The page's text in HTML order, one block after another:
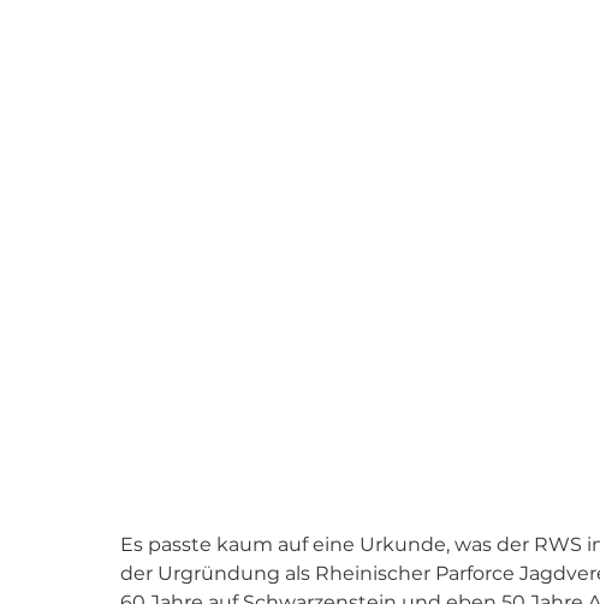
Es passte kaum auf eine Urkunde, was der RWS
der Urgründung als Rheinischer Parforce